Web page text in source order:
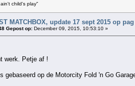
child's play"
MATCHBOX, update 17 sept 2015 op
Gepost op: December 09, 2015, 10:53:10 »
werk. Petje af !
gebaseerd op de Motorcity Fold 'n Go